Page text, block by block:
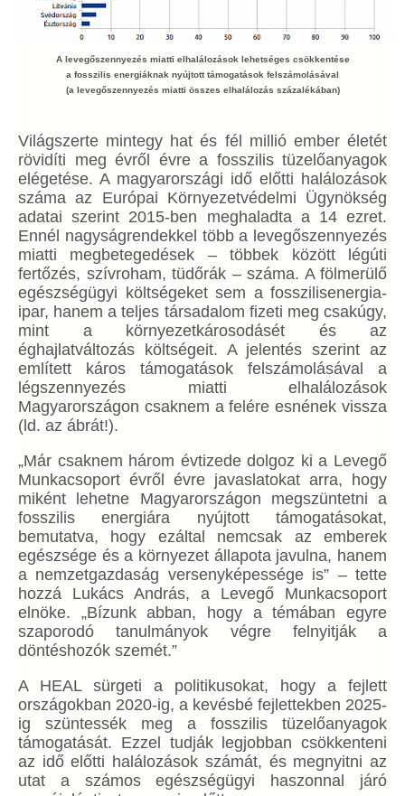
A levegőszennyezés miatti elhalálozások lehetséges csökkentése
a fosszilis energiáknak nyújtott támogatások felszámolásával
(a levegőszennyezés miatti összes elhalálozás százalékában)
Világszerte mintegy hat és fél millió ember életét
rövidíti meg évről évre a fosszilis tüzelőanyagok
elégetése. A magyarországi idő előtti halálozások
száma az Európai Környezetvédelmi Ügynökség
adatai szerint 2015-ben meghaladta a 14 ezret.
Ennél nagyságrendekkel több a levegőszennyezés
miatti megbetegedések – többek között légúti
fertőzés, szívroham, tüdőrák – száma. A fölmerülő
egészségügyi költségeket sem a fosszilisenergia-
ipar, hanem a teljes társadalom fizeti meg csakúgy,
mint a környezetkárosodásét és az
éghajlatváltozás költségeit. A jelentés szerint az
említett káros támogatások felszámolásával a
légszennyezés miatti elhalálozások
Magyarországon csaknem a felére esnének vissza
(ld. az ábrát!).
„Már csaknem három évtizede dolgoz ki a Levegő
Munkacsoport évről évre javaslatokat arra, hogy
miként lehetne Magyarországon megszüntetni a
fosszilis energiára nyújtott támogatásokat,
bemutatva, hogy ezáltal nemcsak az emberek
egészsége és a környezet állapota javulna, hanem
a nemzetgazdaság versenyképessége is” – tette
hozzá Lukács András, a Levegő Munkacsoport
elnöke. „Bízunk abban, hogy a témában egyre
szaporodó tanulmányok végre felnyitják a
döntéshozók szemét.”
A HEAL sürgeti a politikusokat, hogy a fejlett
országokban 2020-ig, a kevésbé fejlettekben 2025-
ig szüntessék meg a fosszilis tüzelőanyagok
támogatását. Ezzel tudják legjobban csökkenteni
az idő előtti halálozások számát, és megnyitni az
utat a számos egészségügyi haszonnal járó